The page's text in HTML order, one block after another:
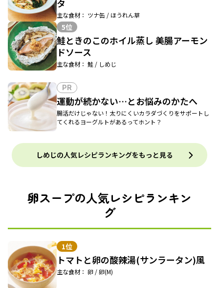
タ
主な食材： ツナ缶 / ほうれん草
5位
鮭ときのこのホイル蒸し 美腸アーモン
ドソース
主な食材： 鮭 / しめじ
PR
運動が続かない…とお悩みのかたへ
腸活だけじゃない！太りにくいカラダづくりをサポートし
てくれるヨーグルトがあるってホント？
しめじの人気レシピランキングをもっと見る
卵スープの人気レシピランキン
グ
1位
トマトと卵の酸辣湯(サンラータン)風
主な食材： 卵 / 卵(M)